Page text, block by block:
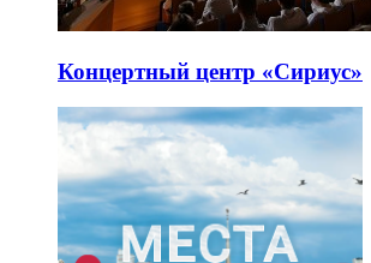
Концертный центр «Сириус»